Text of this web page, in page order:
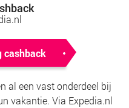
cashback
al een vast onderdeel bij
vakantie. Via Expedia.nl